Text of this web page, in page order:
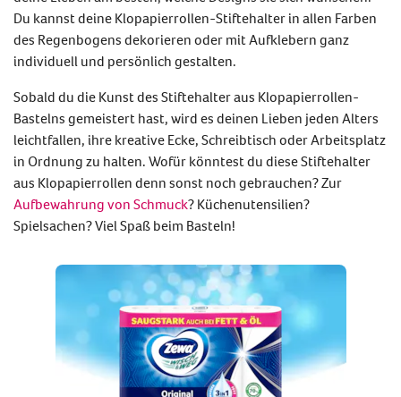
Du kannst deine Klopapierrollen-Stiftehalter in allen Farben
des Regenbogens dekorieren oder mit Aufklebern ganz
individuell und persönlich gestalten.
Sobald du die Kunst des Stiftehalter aus Klopapierrollen-
Bastelns gemeistert hast, wird es deinen Lieben jeden Alters
leichtfallen, ihre kreative Ecke, Schreibtisch oder Arbeitsplatz
in Ordnung zu halten. Wofür könntest du dieseStiftehalter
aus Klopapierrollen denn sonst noch gebrauchen? Zur
Aufbewahrung von Schmuck? Küchenutensilien?
Spielsachen? Viel Spaß beim Basteln!